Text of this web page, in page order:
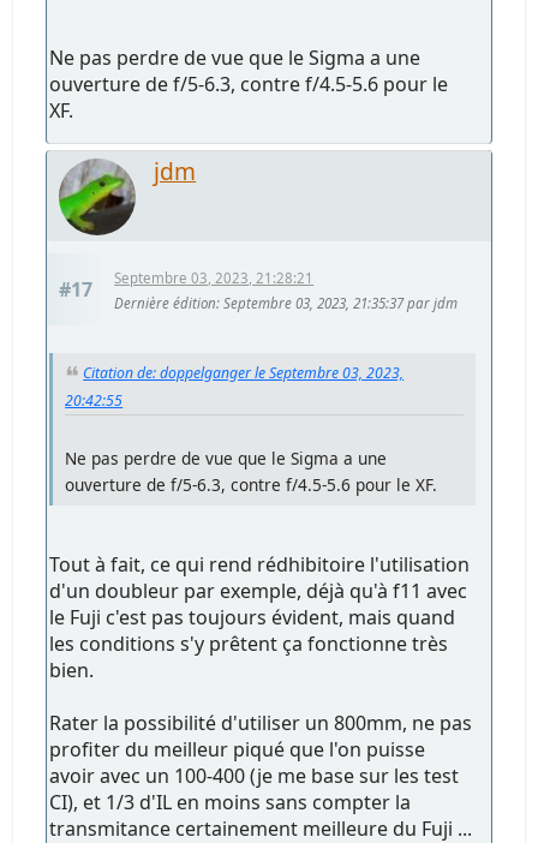
Ne pas perdre de vue que le Sigma a une
ouverture de f/5-6.3, contre f/4.5-5.6 pour le
XF.
jdm
#17
Septembre 03, 2023, 21:28:21
Dernière édition: Septembre 03, 2023, 21:35:37 par jdm
Citation de: doppelganger le Septembre 03, 2023,
20:42:55
Ne pas perdre de vue que le Sigma a une
ouverture de f/5-6.3, contre f/4.5-5.6 pour le XF.
Tout à fait, ce qui rend rédhibitoire l'utilisation
d'un doubleur par exemple, déjà qu'à f11 avec
le Fuji c'est pas toujours évident, mais quand
les conditions s'y prêtent ça fonctionne très
bien.
Rater la possibilité d'utiliser un 800mm, ne pas
profiter du meilleur piqué que l'on puisse
avoir avec un 100-400 (je me base sur les test
CI), et 1/3 d'IL en moins sans compter la
transmitance certainement meilleure du Fuji ...